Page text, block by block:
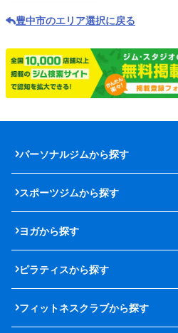
豊中市のエリア選択に戻る
パーソナルジムから探す
スポーツジムから探す
ヨガから探す
ピラティスから探す
フィットネスクラブから探す